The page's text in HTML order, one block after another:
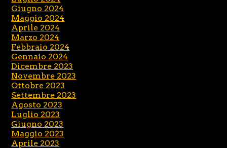
Giugno 2024
Maggio 2024
Aprile 2024
Marzo 2024
Febbraio 2024
Gennaio 2024
Dicembre 2023
Novembre 2023
Ottobre 2023
Settembre 2023
Agosto 2023
Luglio 2023
Giugno 2023
Maggio 2023
Aprile 2023